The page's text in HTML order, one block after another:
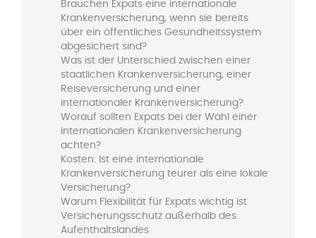
Brauchen Expats eine internationale
Krankenversicherung, wenn sie bereits
über ein öffentliches Gesundheitssystem
abgesichert sind?
Was ist der Unterschied zwischen einer
staatlichen Krankenversicherung, einer
Reiseversicherung und einer
internationaler Krankenversicherung?
Worauf sollten Expats bei der Wahl einer
internationalen Krankenversicherung
achten?
Kosten: Ist eine internationale
Krankenversicherung teurer als eine lokale
Versicherung?
Warum Flexibilität für Expats wichtig ist
Versicherungsschutz außerhalb des
Aufenthaltslandes